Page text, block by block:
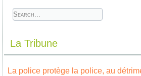
La Tribune
La police protège la police, au